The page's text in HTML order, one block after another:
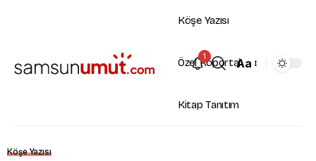
Köşe Yazısı
Özel Röportaj
Kitap Tanıtım
1 Aa
Köşe Yazısı